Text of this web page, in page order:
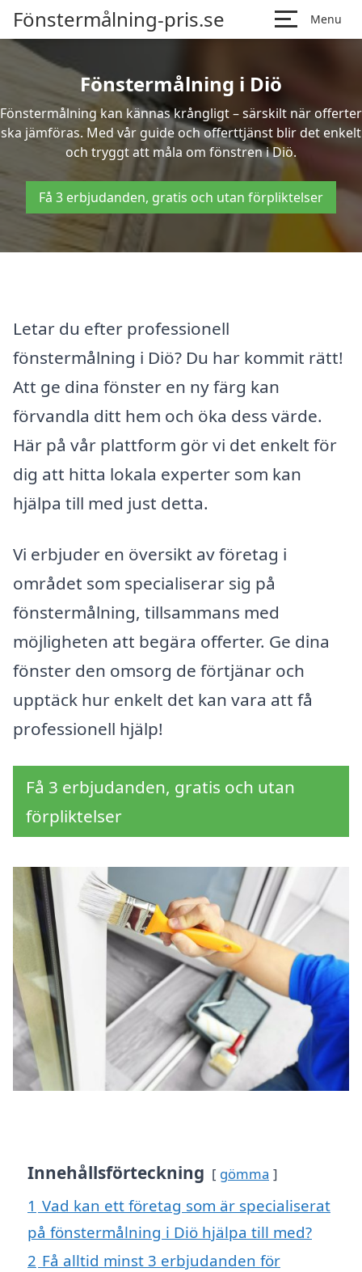
Fönstermålning-pris.se Menu
Fönstermålning i Diö
Fönstermålning kan kännas krångligt – särskilt när offerter
ska jämföras. Med vår guide och offerttjänst blir det enkelt
och tryggt att måla om fönstren i Diö.
Få 3 erbjudanden, gratis och utan förpliktelser
Letar du efter professionell
fönstermålning i Diö? Du har kommit rätt!
Att ge dina fönster en ny färg kan
förvandla ditt hem och öka dess värde.
Här på vår plattform gör vi det enkelt för
dig att hitta lokala experter som kan
hjälpa till med just detta.
Vi erbjuder en översikt av företag i
området som specialiserar sig på
fönstermålning, tillsammans med
möjligheten att begära offerter. Ge dina
fönster den omsorg de förtjänar och
upptäck hur enkelt det kan vara att få
professionell hjälp!
Få 3 erbjudanden, gratis och utan
förpliktelser
Innehållsförteckning gömma
1 Vad kan ett företag som är specialiserat
på fönstermålning i Diö hjälpa till med?
2 Få alltid minst 3 erbjudanden för